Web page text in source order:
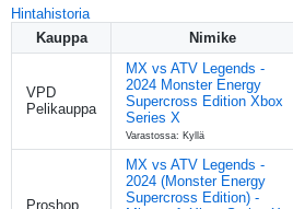
Hintahistoria
Kauppa
Nimike
VPD
Pelikauppa
MX vs ATV Legends -
2024 Monster Energy
Supercross Edition Xbox
Series X
Varastossa: Kyllä
Proshop
MX vs ATV Legends -
2024 (Monster Energy
Supercross Edition) -